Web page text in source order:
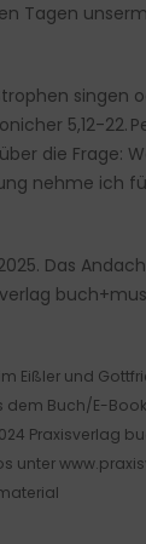
Tagen
singen
5,12-22.
die Frage:
nehme ich
Das
Eißler und
Buch/E-
Praxisverlag
unter